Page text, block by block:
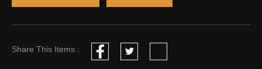
Share This Items :